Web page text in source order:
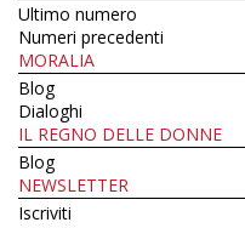
Ultimo numero
Numeri precedenti
MORALIA
Blog
Dialoghi
IL REGNO DELLE DONNE
Blog
NEWSLETTER
Iscriviti